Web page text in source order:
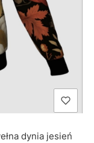
dynia jesień